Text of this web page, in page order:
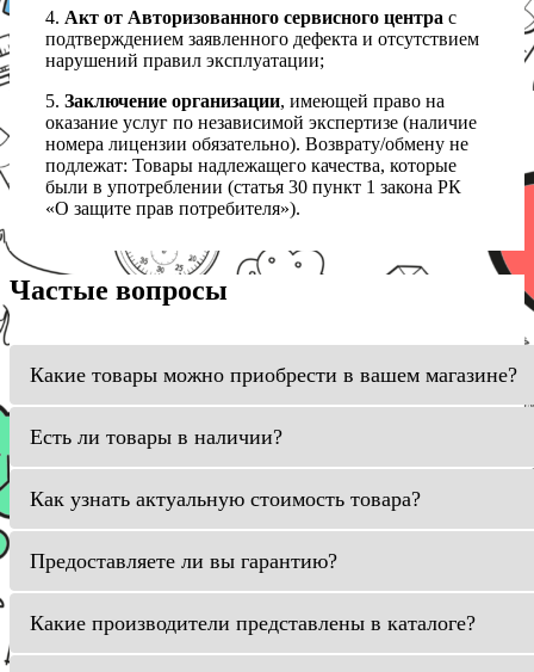
4. Акт от Авторизованного сервисного центра с
подтверждением заявленного дефекта и отсутствием
нарушений правил эксплуатации;
5. Заключение организации, имеющей право на
оказание услуг по независимой экспертизе (наличие
номера лицензии обязательно). Возврату/обмену не
подлежат: Товары надлежащего качества, которые
были в употреблении (статья 30 пункт 1 закона РК
«О защите прав потребителя»).
Частые вопросы
Какие товары можно приобрести в вашем магазине?
Есть ли товары в наличии?
Как узнать актуальную стоимость товара?
Предоставляете ли вы гарантию?
Какие производители представлены в каталоге?